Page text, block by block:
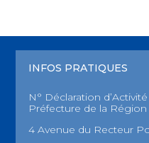
INFOS PRATIQUES
N° Déclaration d’Activité
Préfecture de la
4 Avenue du Recteur